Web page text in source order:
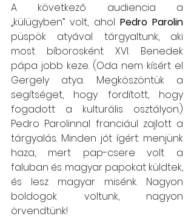
A következő audiencia a
„külügyben” volt, ahol Pedro Parolin
püspök atyával tárgyaltunk, aki
most bíborosként XVI. Benedek
pápa jobb keze. (Oda nem kísért el
Gergely atya. Megköszöntük a
segítséget, hogy fordított, hogy
fogadott a kulturális osztályon.)
Pedro Parolinnal franciául zajlott a
tárgyalás. Minden jót ígért: menjünk
haza, mert pap-csere volt a
faluban és magyar papokat küldtek,
és lesz magyar misénk. Nagyon
boldogok voltunk, nagyon
örvendtünk!